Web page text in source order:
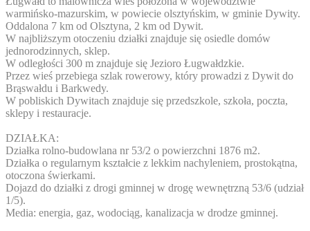
warmińsko-mazurskim, w powiecie olsztyńskim, w gminie Dywity.
Oddalona 7 km od Olsztyna, 2 km od Dywit.
W najbliższym otoczeniu działki znajduje się osiedle domów
jednorodzinnych, sklep.
W odległości 300 m znajduje się Jezioro Ługwałdzkie.
Przez wieś przebiega szlak rowerowy, który prowadzi z Dywit do
Brąswałdu i Barkwedy.
W pobliskich Dywitach znajduje się przedszkole, szkoła, poczta,
sklepy i restauracje.
DZIAŁKA:
Działka rolno-budowlana nr 53/2 o powierzchni 1876 m2.
Działka o regularnym kształcie z lekkim nachyleniem, prostokątna,
otoczona świerkami.
Dojazd do działki z drogi gminnej w drogę wewnętrzną 53/6 (udział
1/5).
Media: energia, gaz, wodociąg, kanalizacja w drodze gminnej.